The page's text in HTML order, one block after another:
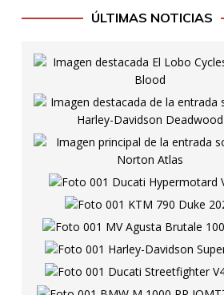
ÚLTIMAS NOTICIAS